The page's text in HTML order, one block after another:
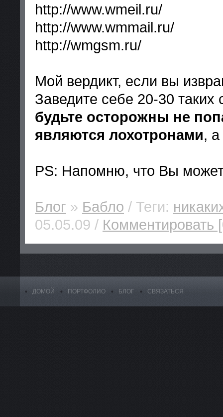
http://www.wmeil.ru/
http://www.wmmail.ru/
http://wmgsm.ru/
Мой вердикт, если вы
Заведите себе 20-30
будьте осторожны не
являются лохотронами, а
PS: Напомню, что Вы
Блог » Бабло / Теги:
05.05.09 / Комментировать
ДОМОЙ ПОРТФОЛИО БЛОГ СВЯЗАТЬСЯ